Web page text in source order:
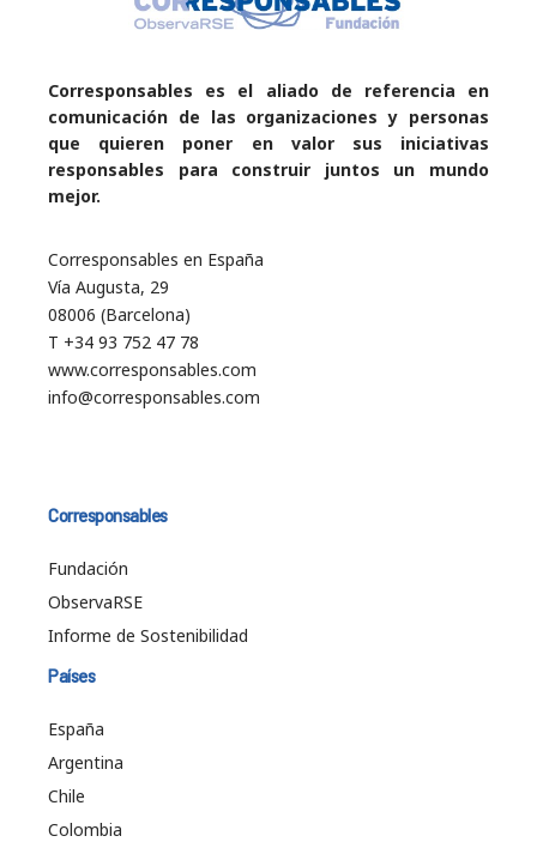
Corresponsables es el aliado de referencia en
comunicación de las organizaciones y personas
que quieren poner en valor sus iniciativas
responsables para construir juntos un mundo
mejor.
Corresponsables en España
Vía Augusta, 29
08006 (Barcelona)
T +34 93 752 47 78
www.corresponsables.com
info@corresponsables.com
Corresponsables
Fundación
ObservaRSE
Informe de Sostenibilidad
Países
España
Argentina
Chile
Colombia